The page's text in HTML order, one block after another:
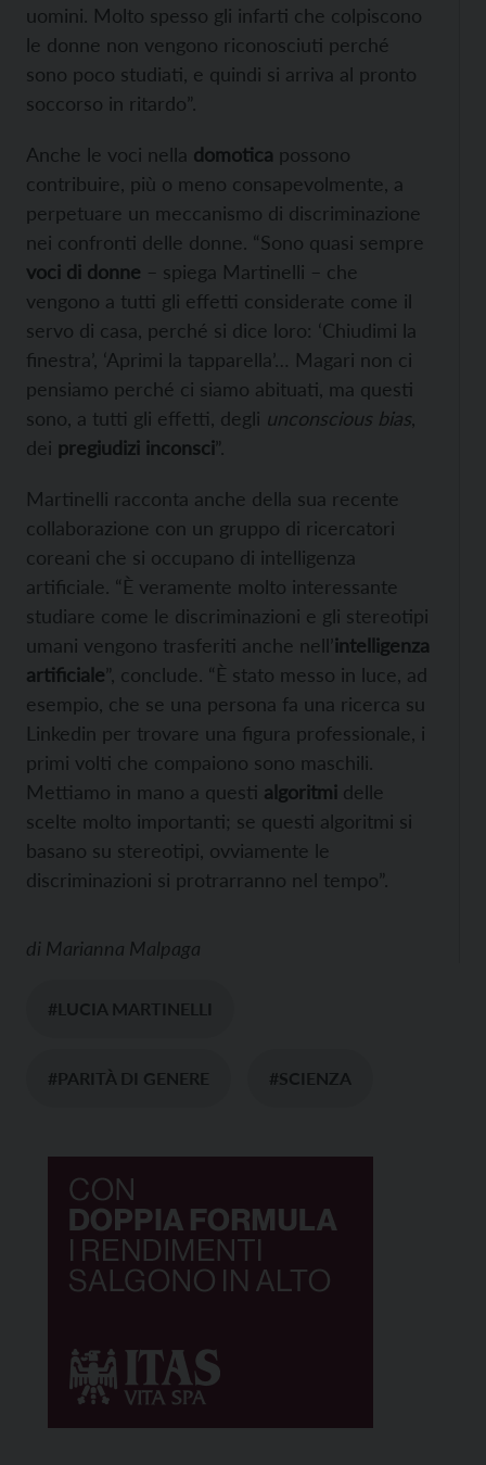
uomini. Molto spesso gli infarti che colpiscono
le donne non vengono riconosciuti perché
sono poco studiati, e quindi si arriva al pronto
soccorso in ritardo”.
Anche le voci nella domotica possono
contribuire, più o meno consapevolmente, a
perpetuare un meccanismo di discriminazione
nei confronti delle donne. “Sono quasi sempre
voci di donne – spiega Martinelli – che
vengono a tutti gli effetti considerate come il
servo di casa, perché si dice loro: ‘Chiudimi la
finestra’, ‘Aprimi la tapparella’… Magari non ci
pensiamo perché ci siamo abituati, ma questi
sono, a tutti gli effetti, degli unconscious bias
dei pregiudizi inconsci”.
Martinelli racconta anche della sua recente
collaborazione con un gruppo di ricercatori
coreani che si occupano di intelligenza
artificiale. “È veramente molto interessante
studiare come le discriminazioni e gli stereotipi
umani vengono trasferiti anche nell’intelligenza
artificiale”, conclude. “È stato messo in luce, ad
esempio, che se una persona fa una ricerca su
Linkedin per trovare una figura professionale, i
primi volti che compaiono sono maschili.
Mettiamo in mano a questi algoritmi delle
scelte molto importanti; se questi algoritmi si
basano su stereotipi, ovviamente le
discriminazioni si protrarranno nel tempo”.
di Marianna Malpaga
#LUCIA MARTINELLI
#PARITÀ DI GENERE #SCIENZA